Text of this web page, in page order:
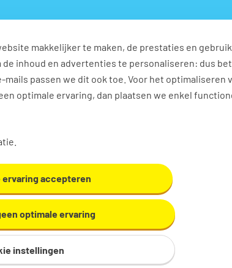
makkelijker te maken, de prestaties en
inhoud en advertenties te personaliseren: dus
passen we dit ook toe. Voor het optimaliseren
optimale ervaring, dan plaatsen we enkel
ervaring accepteren
optimale ervaring
instellingen
Werkplezier Contact
Hoorn NH
je graag een